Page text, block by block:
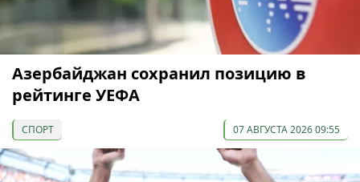
Азербайджан сохранил позицию в
рейтинге УЕФА
СПОРТ 07 АВГУСТА 2026 09:55